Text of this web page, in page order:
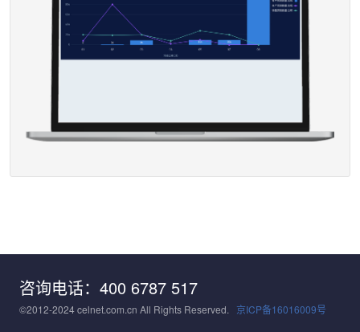
咨询电话：400 6787 517
©2012-2024 celnet.com.cn All Rights Reserved. 京ICP备16016009号